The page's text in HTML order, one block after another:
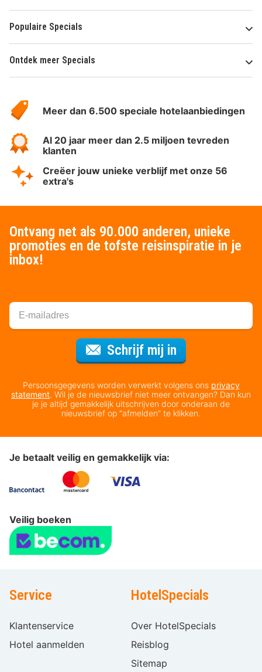
Populaire Specials
Ontdek meer Specials
HotelSpecials
Meer dan 6.500 speciale hotelaanbiedingen
Al 20 jaar meer dan 2.5 miljoen tevreden
klanten
Creëer jouw unieke verblijf met onze 56
extra's
Ontvang net als 90.000 anderen, unieke
promoties en de tofste reisinspiratie in je
inbox!
Schrijf mij in
Persoonsgegevens worden verwerkt volgens ons privacy
statement. Wil je de nieuwsbrief niet meer ontvangen? Dan kun
je je altijd gemakkelijk uitschrijven door onderaan de
nieuwsbrief op “afmelden” te klikken.
Je betaalt veilig en gemakkelijk via:
Veilig boeken
Service
Klantenservice
Hotel aanmelden
HotelSpecials
Over HotelSpecials
Reisblog
Sitemap